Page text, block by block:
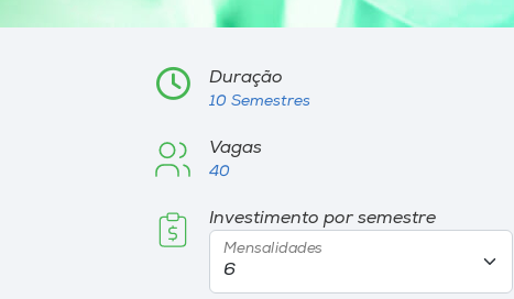
Duração
10 Semestres
Vagas
40
Investimento por semestre
Mensalidades